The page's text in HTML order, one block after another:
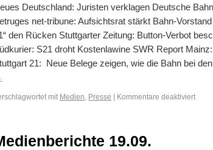
Deutschland: Juristen verklagen Deutsche
net-tribune: Aufsichtsrat stärkt Bahn-Vorstand
den Rücken Stuttgarter Zeitung: Button-Verbot
S21 droht Kostenlawine SWR Report
21: Neue Belege zeigen, wie die Bahn bei
mit Medien Presse | Kommentare deaktiviert
19.09.